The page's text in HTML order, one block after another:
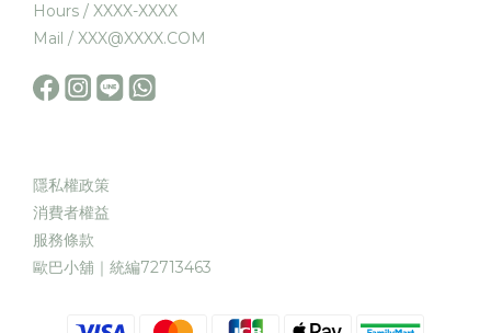
Hours / XXXX-XXXX
Mail / XXX@XXXX.COM
隱私權政策
消費者權益
服務條款
歐巴小舖｜統編72713463